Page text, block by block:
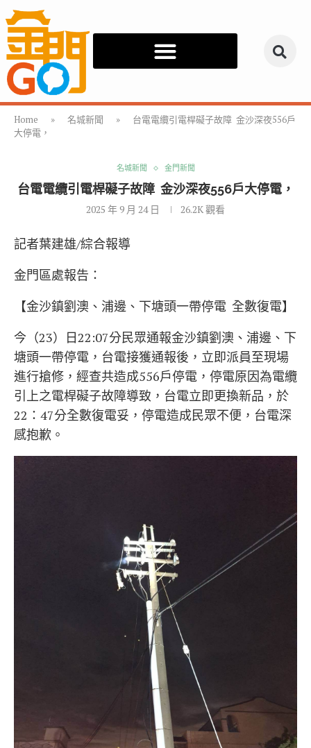
Home » 名城新聞 »
台電電纜引電桿礙子故障 金沙深夜556戶
大停電，
名城新聞 金門新聞
台電電纜引電桿礙子故障 金沙深夜556戶大停電，
2025 年 9 月 24 日 26.2K觀看
記者葉建雄/綜合報導
金門區處報告：
【金沙鎮劉澳、浦邊、下塘頭一帶停電 全數復電】
今（23）日22:07分民眾通報金沙鎮劉澳、浦邊、下
塘頭一帶停電，台電接獲通報後，立即派員至現場
進行搶修，經查共造成556戶停電，停電原因為電纜
引上之電桿礙子故障導致，台電立即更換新品，於
22：47分全數復電妥，停電造成民眾不便，台電深
感抱歉。